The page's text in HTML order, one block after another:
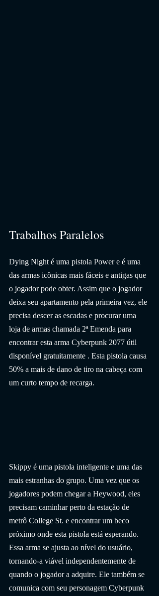
Trabalhos Paralelos
Dying Night é uma pistola Power e é uma
das armas icônicas mais fáceis e antigas que
o jogador pode obter. Assim que o jogador
deixa seu apartamento pela primeira vez, ele
precisa descer as escadas e procurar uma
loja de armas chamada 2ª Emenda para
encontrar esta arma Cyberpunk 2077 útil
disponível gratuitamente . Esta pistola causa
50% a mais de dano de tiro na cabeça com
um curto tempo de recarga.
Skippy é uma pistola inteligente e uma das
mais estranhas do grupo. Uma vez que os
jogadores podem chegar a Heywood, eles
precisam caminhar perto da estação de
metrô College St. e encontrar um beco
próximo onde esta pistola está esperando.
Essa arma se ajusta ao nível do usuário,
tornando-a viável independentemente de
quando o jogador a adquire. Ele também se
comunica com seu personagem Cyberpunk